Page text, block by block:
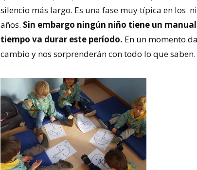
silencio más largo. Es una fase muy típica en los
años. Sin embargo ningún niño tiene un
tiempo va durar este período. En un momento
cambio y nos sorprenderán con todo lo que saben.